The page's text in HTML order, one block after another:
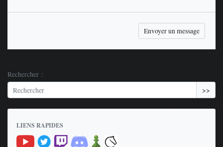
Rechercher :
>>
LIENS RAPIDES